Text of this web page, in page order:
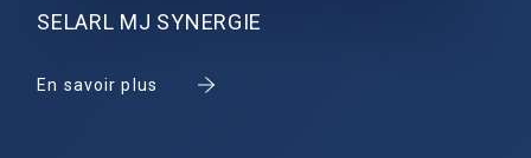
SELARL MJ SYNERGIE
En savoir plus